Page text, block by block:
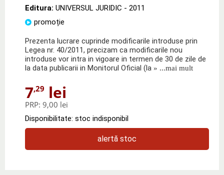
Editura: UNIVERSUL JURIDIC - 2011
promoție
Prezenta lucrare cuprinde modificarile introduse prin
Legea nr. 40/2011, precizam ca modificarile nou
introduse vor intra in vigoare in termen de 30 de zile de
la data publicarii in Monitorul Oficial (la » ...mai mult
7,29 lei
PRP: 9,00 lei
Disponibilitate: stoc indisponibil
alertă stoc